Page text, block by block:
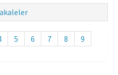
5 6 7 8
9